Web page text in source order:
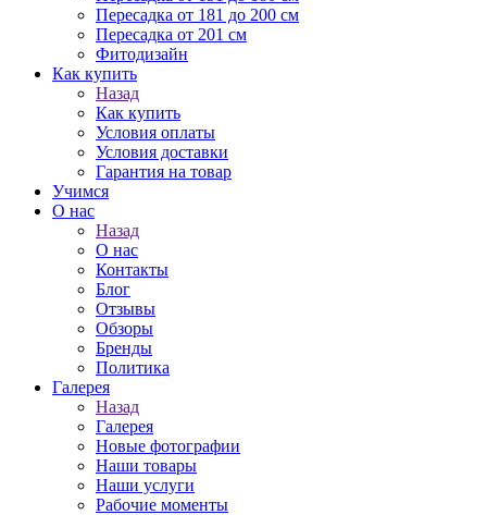
Пересадка от 181 до 200 см
Пересадка от 201 см
Фитодизайн
Как купить
Назад
Как купить
Условия оплаты
Условия доставки
Гарантия на товар
Учимся
О нас
Назад
О нас
Контакты
Блог
Отзывы
Обзоры
Бренды
Политика
Галерея
Назад
Галерея
Новые фотографии
Наши товары
Наши услуги
Рабочие моменты